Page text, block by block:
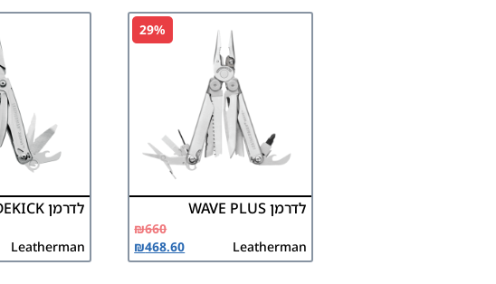
29%
לדרמן WAVE PLUS
Leatherman
₪660
₪468.60
לדרמן SIDEKICK
Leatherman